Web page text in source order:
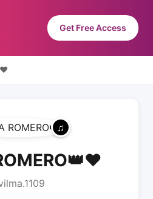
Get Free Access